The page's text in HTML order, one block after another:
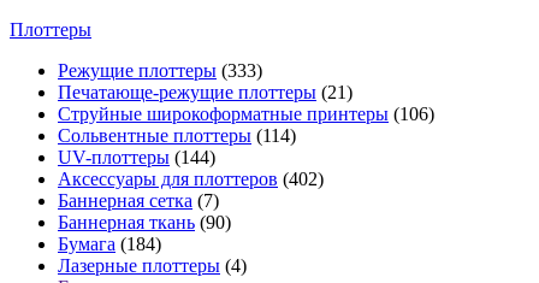
Плоттеры
Режущие плоттеры (333)
Печатающе-режущие плоттеры (21)
Струйные широкоформатные принтеры (106)
Сольвентные плоттеры (114)
UV-плоттеры (144)
Аксессуары для плоттеров (402)
Баннерная сетка (7)
Баннерная ткань (90)
Бумага (184)
Лазерные плоттеры (4)